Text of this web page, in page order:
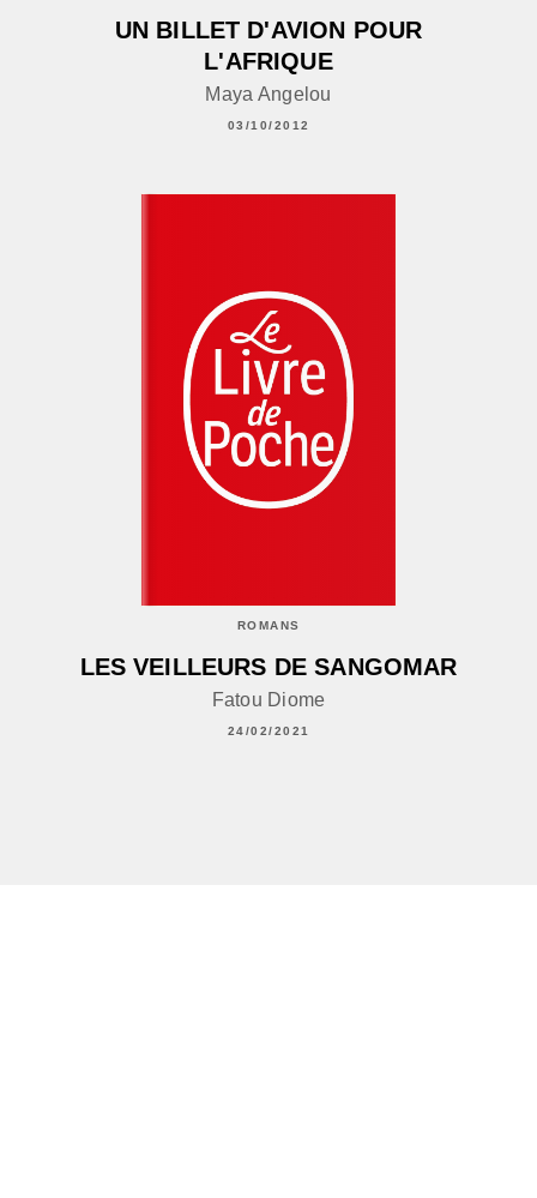
UN BILLET D'AVION POUR
L'AFRIQUE
Maya Angelou
03/10/2012
ROMANS
LES VEILLEURS DE SANGOMAR
Fatou Diome
24/02/2021